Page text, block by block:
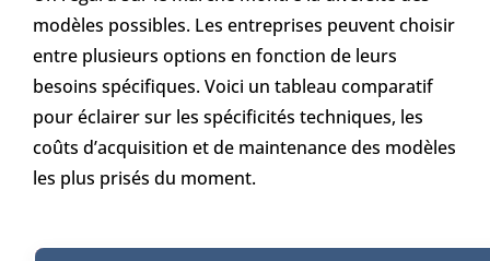
modèles possibles. Les entreprises peuvent choisir
entre plusieurs options en fonction de leurs
besoins spécifiques. Voici un tableau comparatif
pour éclairer sur les spécificités techniques, les
coûts d’acquisition et de maintenance des modèles
les plus prisés du moment.